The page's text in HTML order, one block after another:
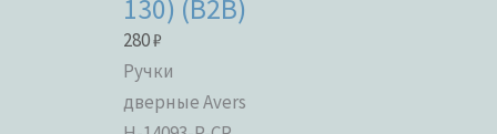
130) (B2B)
280₽
Ручки
дверные Avers